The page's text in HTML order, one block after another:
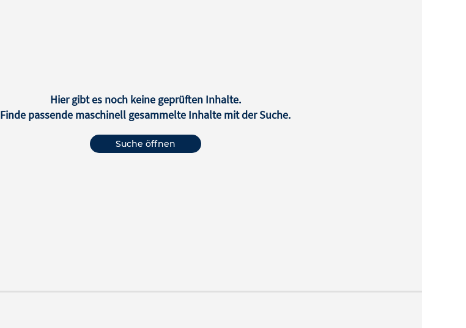
Hier gibt es noch keine geprüften Inhalte.
Finde passende maschinell gesammelte Inhalte mit der Suche.
Suche öffnen